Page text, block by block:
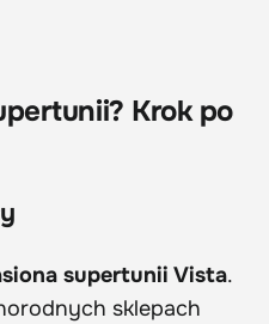
Krok po
supertunii Vista.
sklepach